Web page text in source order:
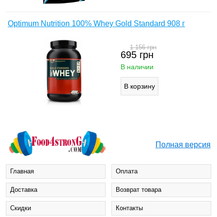
Optimum Nutrition 100% Whey Gold Standard 908 г
695 грн
1 156грн
В наличии
Полная версия
Главная Оплата
Доставка Возврат товара
Cкидки Контакты